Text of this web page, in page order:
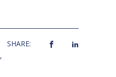
,
SHARE: